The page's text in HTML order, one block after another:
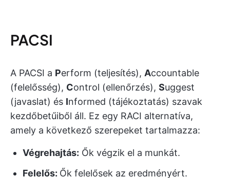
PACSI
A PACSI a Perform (teljesítés), Accountable
(felelősség), Control (ellenőrzés), Suggest
(javaslat) és Informed (tájékoztatás) szavak
kezdőbetűiből áll. Ez egy RACI alternatíva,
amely a következő szerepeket tartalmazza:
Végrehajtás: Ők végzik el a munkát.
Felelős: Ők felelősek az eredményért.